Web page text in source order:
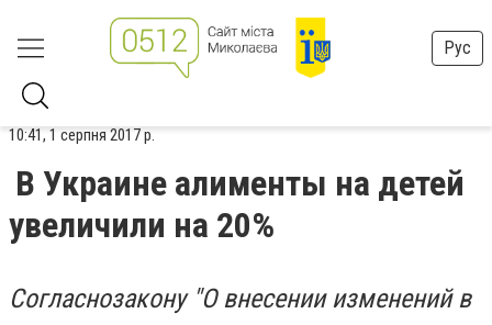
Рус
10:41, 1 серпня 2017 р.
В Украине алименты на детей
увеличили на 20%
Согласнозакону "О внесении изменений в